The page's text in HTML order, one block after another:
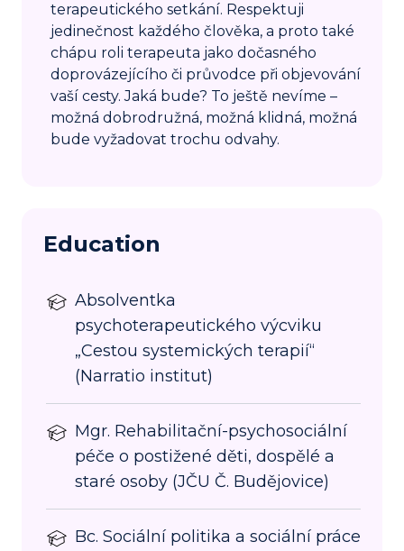
terapeutického setkání. Respektuji
jedinečnost každého člověka, a proto také
chápu roli terapeuta jako dočasného
doprovázejícího či průvodce při objevování
vaší cesty. Jaká bude? To ještě nevíme –
možná dobrodružná, možná klidná, možná
bude vyžadovat trochu odvahy.
Education
Absolventka
psychoterapeutického výcviku
„Cestou systemických terapií“
(Narratio institut)
Mgr. Rehabilitační-psychosociální
péče o postižené děti, dospělé a
staré osoby (JČU Č. Budějovice)
Bc. Sociální politika a sociální práce